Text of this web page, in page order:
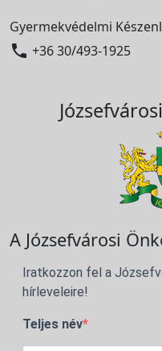
Gyermekvédelmi
 +36 30/493-1925
A Józsefvárosi
Iratkozzon fel a
hírleveleire!
Teljes név